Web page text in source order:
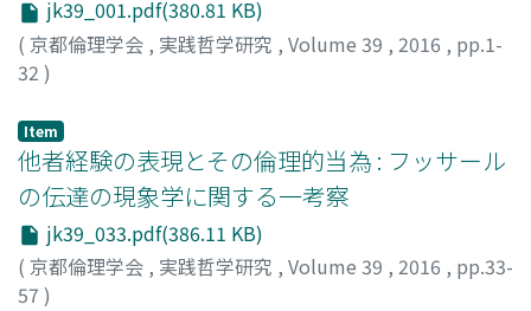
jk39_001.pdf(380.81 KB)
( 京都倫理学会 , 実践哲学研究 , Volume 39 , 2016 , pp.1-
32 )
Item
他者経験の表現とその倫理的当為 : フッサール
の伝達の現象学に関する一考察
jk39_033.pdf(386.11 KB)
( 京都倫理学会 , 実践哲学研究 , Volume 39 , 2016 , pp.33-
57 )